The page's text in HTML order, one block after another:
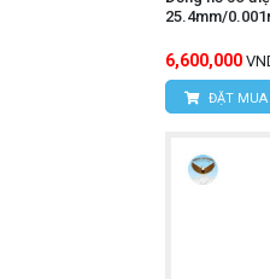
25.4mm/
6,600,000
ĐẶT MUA